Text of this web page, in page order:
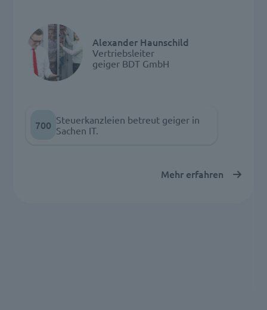
Alexander Haunschild
Vertriebsleiter
geiger BDT GmbH
700 Steuerkanzleien betreut geiger in
Sachen IT.
Mehr erfahren